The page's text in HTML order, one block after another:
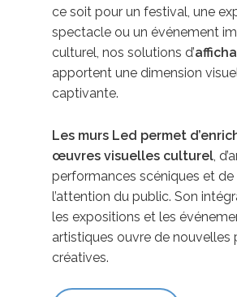
ce soit pour un festival, une
spectacle ou un événement
culturel, nos solutions d’
apportent une dimension
captivante.
Les murs Led permet
œuvres visuelles culturel,
performances scéniques et
l’attention du public. Son
les expositions et les
artistiques ouvre de nouvelles
créatives.